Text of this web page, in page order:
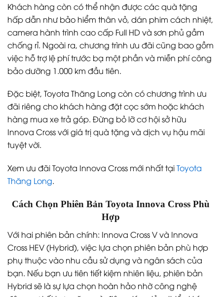
Khách hàng còn có thể nhận được các quà tặng
hấp dẫn như bảo hiểm thân vỏ, dán phim cách nhiệt,
camera hành trình cao cấp Full HD và sơn phủ gầm
chống rỉ. Ngoài ra, chương trình ưu đãi cũng bao gồm
việc hỗ trợ lệ phí trước bạ một phần và miễn phí công
bảo dưỡng 1.000 km đầu tiên.
Đặc biệt, Toyota Thăng Long còn có chương trình ưu
đãi riêng cho khách hàng đặt cọc sớm hoặc khách
hàng mua xe trả góp. Đừng bỏ lỡ cơ hội sở hữu
Innova Cross với giá trị quà tặng và dịch vụ hậu mãi
tuyệt vời.
Xem ưu đãi Toyota Innova Cross mới nhất tạiToyota
Thăng Long.
Cách Chọn Phiên Bản Toyota Innova Cross Phù
Hợp
Với hai phiên bản chính: Innova Cross V và Innova
Cross HEV (Hybrid), việc lựa chọn phiên bản phù hợp
phụ thuộc vào nhu cầu sử dụng và ngân sách của
bạn. Nếu bạn ưu tiên tiết kiệm nhiên liệu, phiên bản
Hybrid sẽ là sự lựa chọn hoàn hảo nhờ công nghệ